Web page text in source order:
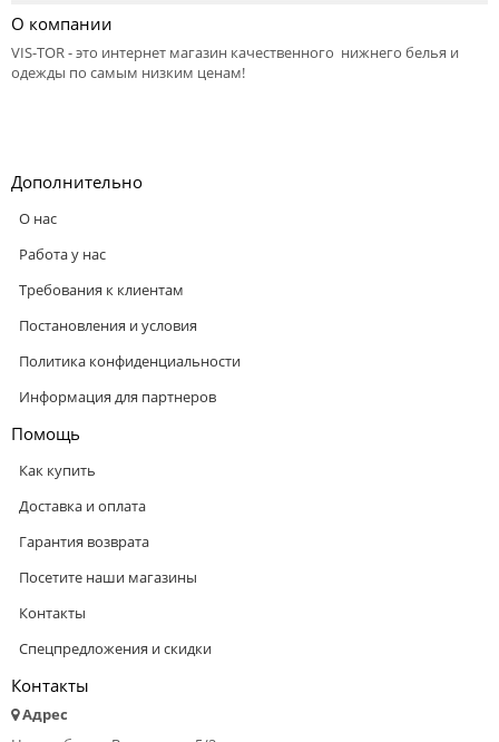
О компании
VIS-TOR - это интернет магазин качественного нижнего белья и
одежды по самым низким ценам!
Дополнительно
О нас
Работа у нас
Требования к клиентам
Постановления и условия
Политика конфиденциальности
Информация для партнеров
Помощь
Как купить
Доставка и оплата
Гарантия возврата
Посетите наши магазины
Контакты
Спецпредложения и скидки
Контакты
Адрес